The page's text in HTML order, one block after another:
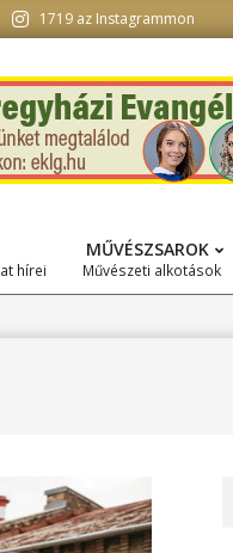
1719 az Instagrammon
hírei
MŰVÉSZSAROK
Művészeti alkotások